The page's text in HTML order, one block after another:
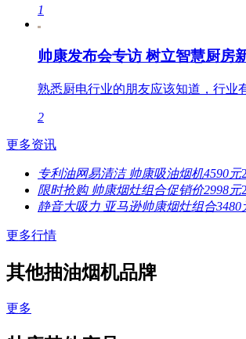
1
帅康发布会专访 树立智慧厨房
熟悉厨电行业的朋友应该知道，行业
2
更多资讯
专利油网易清洁 帅康吸油烟机4590元
限时抢购 帅康烟灶组合促销价2998元
静音大吸力 亚马逊帅康烟灶组合3480
更多行情
其他抽油烟机品牌
更多